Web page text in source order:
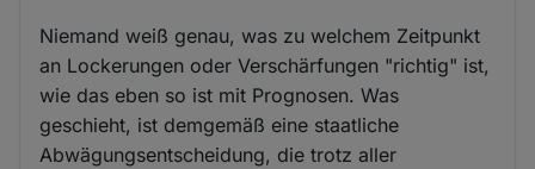
Niemand weiß genau, was zu welchem Zeitpunkt
an Lockerungen oder Verschärfungen "richtig" ist,
wie das eben so ist mit Prognosen. Was
geschieht, ist demgemäß eine staatliche
Abwägungsentscheidung, die trotz aller